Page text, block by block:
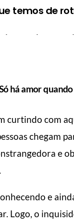
temos de
há amor
curtindo com
chegam
e
e
Logo, o